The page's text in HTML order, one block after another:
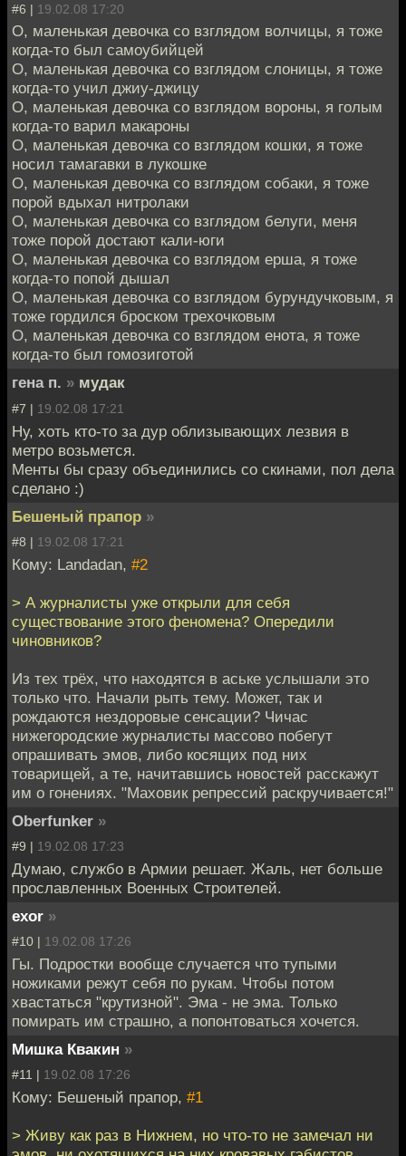
#6 | 19.02.08 17:20
О, маленькая девочка со взглядом волчицы, я тоже
когда-то был самоубийцей
О, маленькая девочка со взглядом слоницы, я тоже
когда-то учил джиу-джицу
О, маленькая девочка со взглядом вороны, я голым
когда-то варил макароны
О, маленькая девочка со взглядом кошки, я тоже
носил тамагавки в лукошке
О, маленькая девочка со взглядом собаки, я тоже
порой вдыхал нитролаки
О, маленькая девочка со взглядом белуги, меня
тоже порой достают кали-юги
О, маленькая девочка со взглядом ерша, я тоже
когда-то попой дышал
О, маленькая девочка со взглядом бурундучковым, я
тоже гордился броском трехочковым
О, маленькая девочка со взглядом енота, я тоже
когда-то был гомозиготой
гена п. » мудак
#7 | 19.02.08 17:21
Ну, хоть кто-то за дур облизывающих лезвия в
метро возьмется.
Менты бы сразу объединились со скинами, пол дела
сделано :)
Бешеный прапор »
#8 | 19.02.08 17:21
Кому: Landadan, #2
> А журналисты уже открыли для себя
существование этого феномена? Опередили
чиновников?
Из тех трёх, что находятся в аське услышали это
только что. Начали рыть тему. Может, так и
рождаются нездоровые сенсации? Чичас
нижегородские журналисты массово побегут
опрашивать эмов, либо косящих под них
товарищей, а те, начитавшись новостей расскажут
им о гонениях. "Маховик репрессий раскручивается!"
Oberfunker »
#9 | 19.02.08 17:23
Думаю, службо в Армии решает. Жаль, нет больше
прославленных Военных Строителей.
exor »
#10 | 19.02.08 17:26
Гы. Подростки вообще случается что тупыми
ножиками режут себя по рукам. Чтобы потом
хвастаться "крутизной". Эма - не эма. Только
помирать им страшно, а попонтоваться хочется.
Мишка Квакин »
#11 | 19.02.08 17:26
Кому: Бешеный прапор, #1
> Живу как раз в Нижнем, но что-то не замечал ни